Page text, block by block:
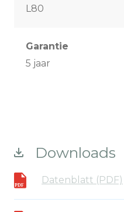
L80
Garantie
5 jaar
Downloads
Datenblatt (PDF)